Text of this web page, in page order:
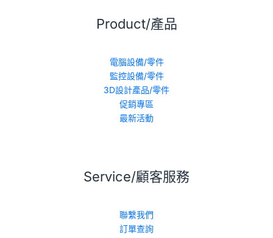
Product/產品
電腦設備/零件
監控設備/零件
3D設計產品/零件
促銷專區
最新活動
Service/顧客服務
聯繫我們
訂單查詢